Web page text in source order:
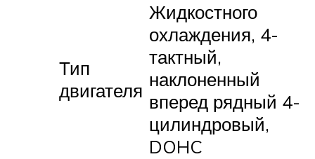
Тип
двигателя
Жидкостного
охлаждения, 4-
тактный,
наклоненный
вперед рядный 4-
цилиндровый,
DOHC